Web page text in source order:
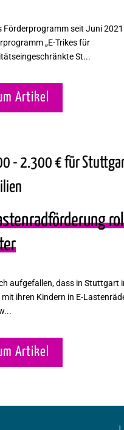
Förderprogramm seit Juni
„E-Trikes für
St...
Artikel
- 2.300 € für
aufgefallen, dass in Stuttgart
mit ihren Kindern in E-
Artikel